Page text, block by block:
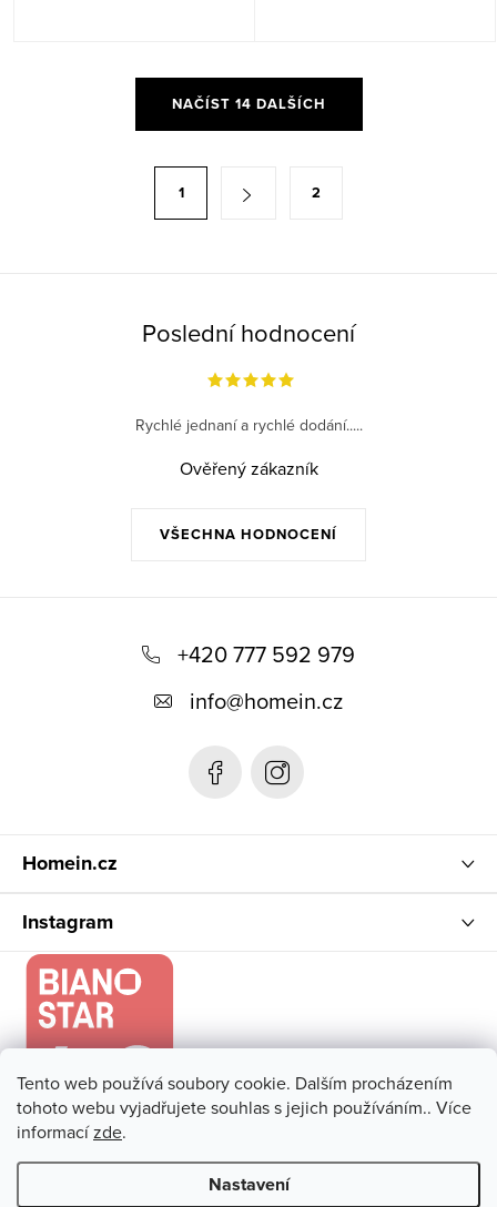
Tento web používá soubory cookie. Dalším procházením
tohoto webu vyjadřujete souhlas s jejich používáním.. Více
informacízde.
Nastavení
NAČÍST 14 DALŠÍCH
1 2
Poslední hodnocení
VŠECHNA HODNOCENÍ
Rychlé jednaní a rychlé dodání.....
Ověřený zákazník
+420 777 592 979
info@homein.cz
Homein.cz
Instagram